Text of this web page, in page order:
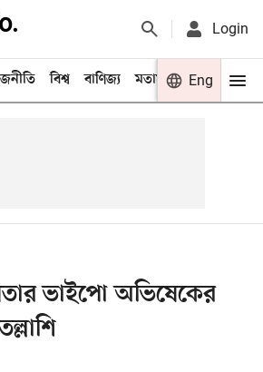
Login
বিশ্ব বাণিজ্য মতামত খেলা
Eng
ভাইপো অভিষেকের